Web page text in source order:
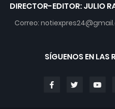
DIRECTOR-EDITOR: JULIO
Correo:
SÍGUENOS EN LAS